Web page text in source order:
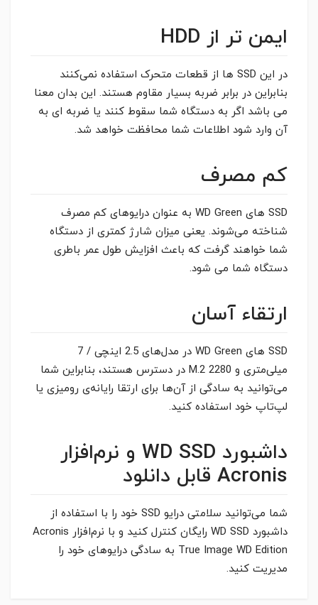
ایمن تر از HDD
در این SSD ها از قطعات متحرک استفاده نمی‌کنند
بنابراین در برابر ضربه بسیار مقاوم هستند. این بدان معنا
می باشد اگر به دستگاه شما سقوط کنند یا ضربه ای به
آن وارد شود اطلاعات شما محافظت خواهد شد.
کم مصرف
SSD های WD Green به عنوان درایوهای کم مصرف
شناخته می‌شوند. یعنی میزان شارژ کمتری از دستگاه
شما خواهند گرفت که باعث افزایش طول عمر باطری
دستگاه شما می شود.
ارتقاء آسان
SSD های WD Green در مدل‌های 2.5 اینچی / 7
میلی‌متری و M.2 2280 در دسترس هستند، بنابراین شما
می‌توانید به سادگی از آن‌ها برای ارتقا رایانه‌ی رومیزی یا
لپ‌تاپ خود استفاده کنید.
داشبورد WD SSD و نرم‌افزار
Acronis قابل دانلود
شما می‌توانید سلامتی درایو SSD خود را با استفاده از
داشبورد WD SSD رایگان کنترل کنید و با نرم‌افزار Acronis
True Image WD Edition به سادگی درایو‌های خود را
مدیریت کنید.